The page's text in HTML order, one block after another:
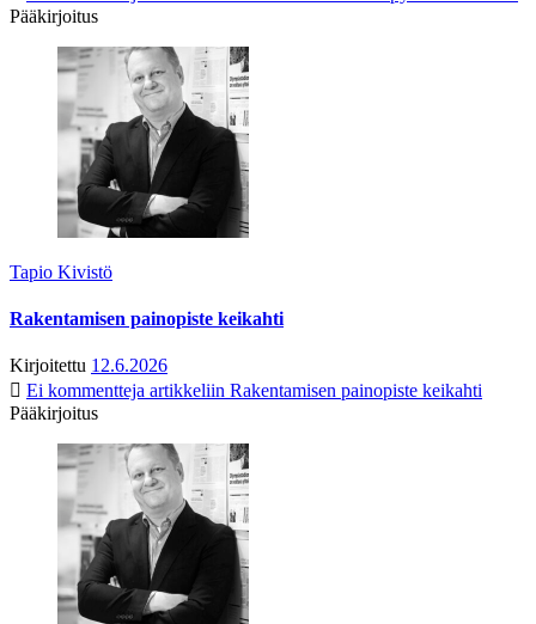
Pääkirjoitus
Tapio Kivistö
Rakentamisen painopiste keikahti
Kirjoitettu 12.6.2026
Ei kommentteja artikkeliin Rakentamisen painopiste keikahti
Pääkirjoitus